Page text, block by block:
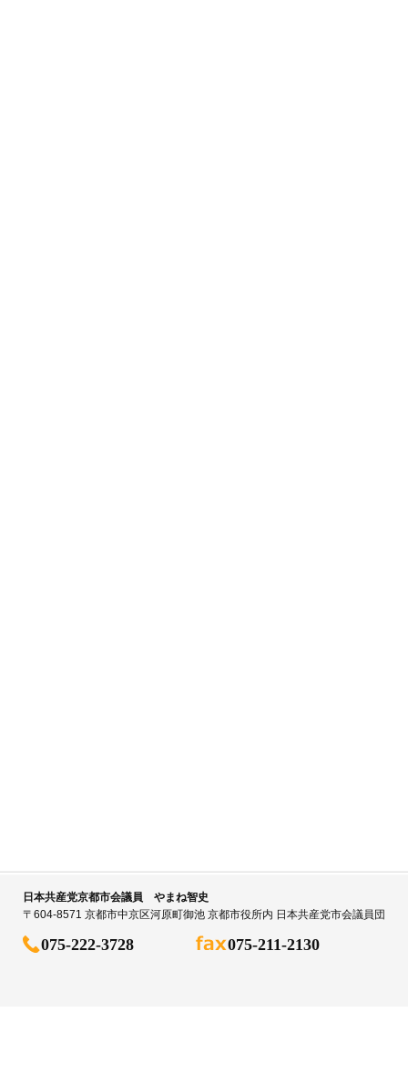
日本共産党京都市会議員 やまね智史
〒604-8571 京都市中京区河原町御池 京都市役所内 日本共産党市会議員団
075-222-3728 075-211-2130